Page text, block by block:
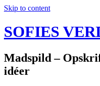
Skip to content
SOFIES
Madspild –
idéer